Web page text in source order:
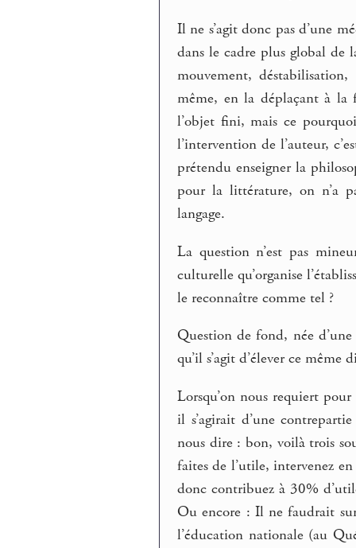
Il ne s’agit donc pas d’une
dans le cadre plus global de
mouvement,
même, en la déplaçant à la
l’objet fini, mais ce
l’intervention de l’auteur,
prétendu enseigner la
pour la littérature, on n’a
langage.
La question n’est pas
culturelle qu’organise
le reconnaître comme tel ?
Question de fond, née
qu’il s’agit d’élever ce
Lorsqu’on nous requiert
il s’agirait d’une
nous dire : bon, voilà trois
faites de l’utile, intervenez
donc contribuez à 30%
Ou encore : Il ne faudrait
l’éducation nationale (au